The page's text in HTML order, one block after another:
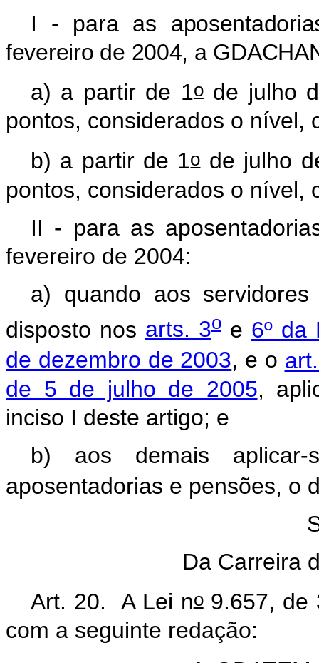
I - para as
fevereiro de 2004, a
a) a partir de 1ode julho
pontos, considerados o nível,
b) a partir de 1ode julho
pontos, considerados o nível,
II - para as
fevereiro de 2004:
a) quando aos
disposto nos arts. 3o e 6º da
de dezembro de 2003, e o
de 5 de julho de 2005,
inciso I deste artigo; e
b) aos demais
aposentadorias e pensões, o
Da Carreira
Art. 20.A Lei no 9.657, de
com a seguinte redação: